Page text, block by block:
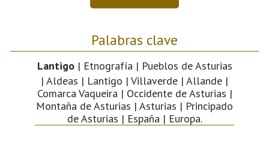
Palabras clave
Lantigo| Etnografía | Pueblos de Asturias
| Aldeas | Lantigo | Villaverde | Allande |
Comarca Vaqueira | Occidente de Asturias |
Montaña de Asturias | Asturias | Principado
de Asturias | España | Europa.